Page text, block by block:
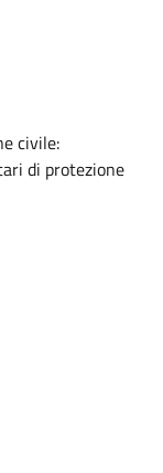
civile:
di protezione